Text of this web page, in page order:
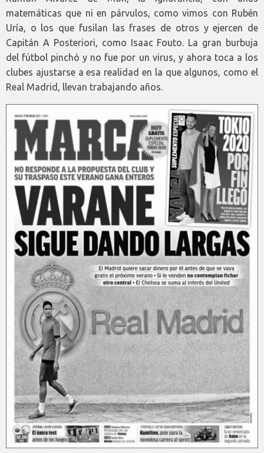
matemáticas que ni en párvulos, como vimos con Rubén
Uría, o los que fusilan las frases de otros y ejercen de
Capitán A Posteriori, como Isaac Fouto. La gran burbuja
del fútbol pinchó y no fue por un virus, y ahora toca a los
clubes ajustarse a esa realidad en la que algunos, como el
Real Madrid, llevan trabajando años.